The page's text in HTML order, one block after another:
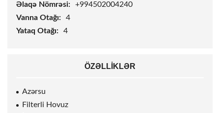
Əlaqə Nömrəsi:
+994502004240
Vanna Otağı:
4
Yataq Otağı:
4
ÖZƏLLIKLƏR
Azərsu
Filterli Hovuz